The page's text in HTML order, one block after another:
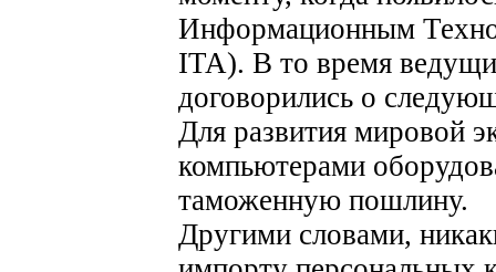
Информационным
ITA). В то время
договорились о
Для развития мировой
компьютерами
таможенную пошлину.
Другими словами,